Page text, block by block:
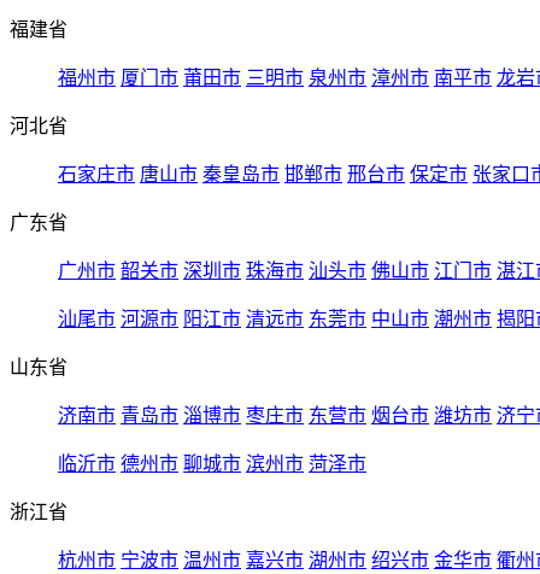
福建省
福州市 厦门市 莆田市 三明市 泉州市 漳州市 南平市 龙岩
河北省
石家庄市 唐山市 秦皇岛市 邯郸市 邢台市 保定市 张家口
广东省
广州市 韶关市 深圳市 珠海市 汕头市 佛山市 江门市 湛江
汕尾市 河源市 阳江市 清远市 东莞市 中山市 潮州市 揭阳
山东省
济南市 青岛市 淄博市 枣庄市 东营市 烟台市 潍坊市 济宁
临沂市 德州市 聊城市 滨州市 菏泽市
浙江省
杭州市 宁波市 温州市 嘉兴市 湖州市 绍兴市 金华市 衢州